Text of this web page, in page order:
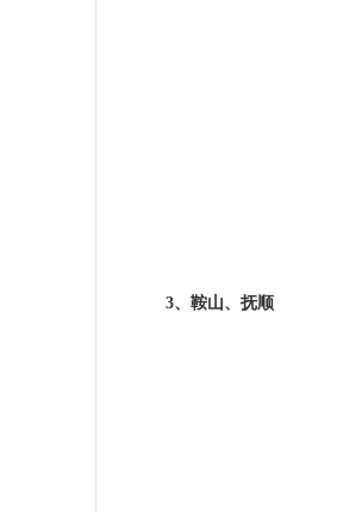
3、鞍山、抚顺